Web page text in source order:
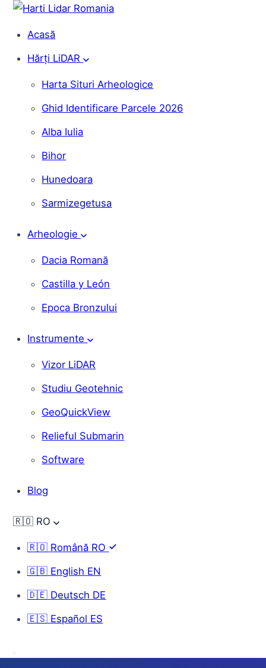
Acasă
Hărți LiDAR
Harta Situri Arheologice
Ghid Identificare Parcele 2026
Alba Iulia
Bihor
Hunedoara
Sarmizegetusa
Arheologie
Dacia Romană
Castilla y León
Epoca Bronzului
Instrumente
Vizor LiDAR
Studiu Geotehnic
GeoQuickView
Relieful Submarin
Software
Blog
🇷🇴 RO
🇷🇴 Română RO
🇬🇧 English EN
🇩🇪 Deutsch DE
🇪🇸 Español ES